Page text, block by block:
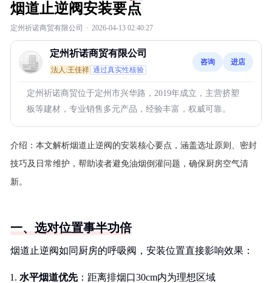
烟道止逆阀安装要点
定州祈诺商贸有限公司 · 2026-04-13 02:40:27
定州祈诺商贸有限公司
法人:王佳祥 通过真实性核验
咨询 进店
定州祈诺商贸位于定州市兴华路，2019年成立，主营挤塑
板等建材，专业销售多元产品，经验丰富，权威可靠。
介绍： 本文解析烟道止逆阀的安装核心要点，涵盖选址原则、密封
技巧及日常维护，帮助读者避免油烟倒灌问题，确保厨房空气清
新。
一、选对位置事半功倍
烟道止逆阀如同厨房的呼吸阀，安装位置直接影响效果：
水平烟道优先：距离排烟口30cm内为理想区域